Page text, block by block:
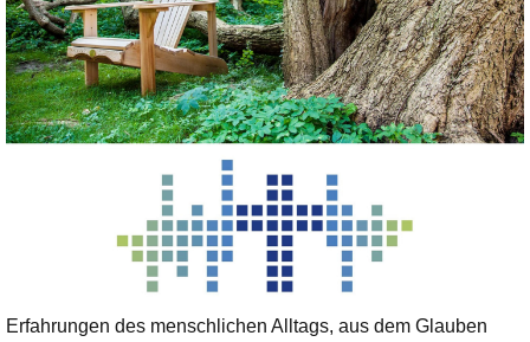
Erfahrungen des menschlichen Alltags, aus dem Glauben